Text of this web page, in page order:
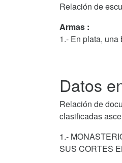
Relación de
Armas :
1.- En plata,
Datos
Relación de
clasificadas
1.-
SUS CORTES